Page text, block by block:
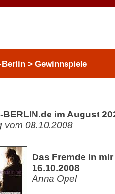
Berlin > Gewinnspiele
BERLIN.de im August
vom 08.10.2008
Das Fremde in
16.10.2008
Anna Opel